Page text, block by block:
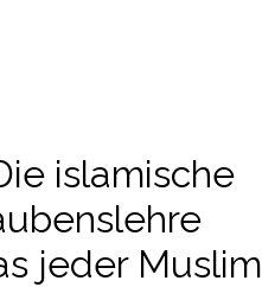
islamische
jeder Muslim